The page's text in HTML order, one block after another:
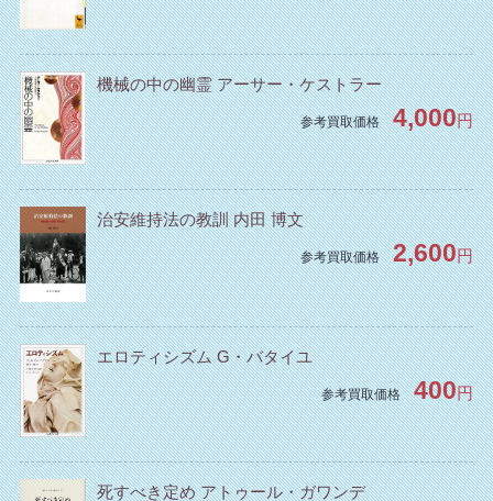
機械の中の幽霊 アーサー・ケストラー
参考買取価格 4,000円
治安維持法の教訓 内田 博文
参考買取価格 2,600円
エロティシズム G・バタイユ
参考買取価格 400円
死すべき定め アトゥール・ガワンデ